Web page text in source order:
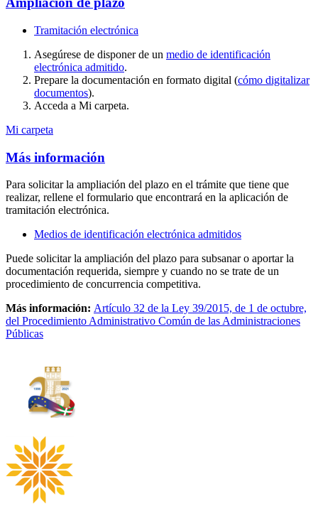
Tramitación electrónica
Asegúrese de disponer de un medio de identificación
electrónica admitido.
Prepare la documentación en formato digital (cómo digitalizar
documentos).
Acceda a Mi carpeta.
Mi carpeta
Más información
Para solicitar la ampliación del plazo en el trámite que tiene que
realizar, rellene el formulario que encontrará en la aplicación de
tramitación electrónica.
Medios de identificación electrónica admitidos
Puede solicitar la ampliación del plazo para subsanar o aportar la
documentación requerida, siempre y cuando no se trate de un
procedimiento de concurrencia competitiva.
Más información: Artículo 32 de la Ley 39/2015, de 1 de octubre,
del Procedimiento Administrativo Común de las Administraciones
Públicas